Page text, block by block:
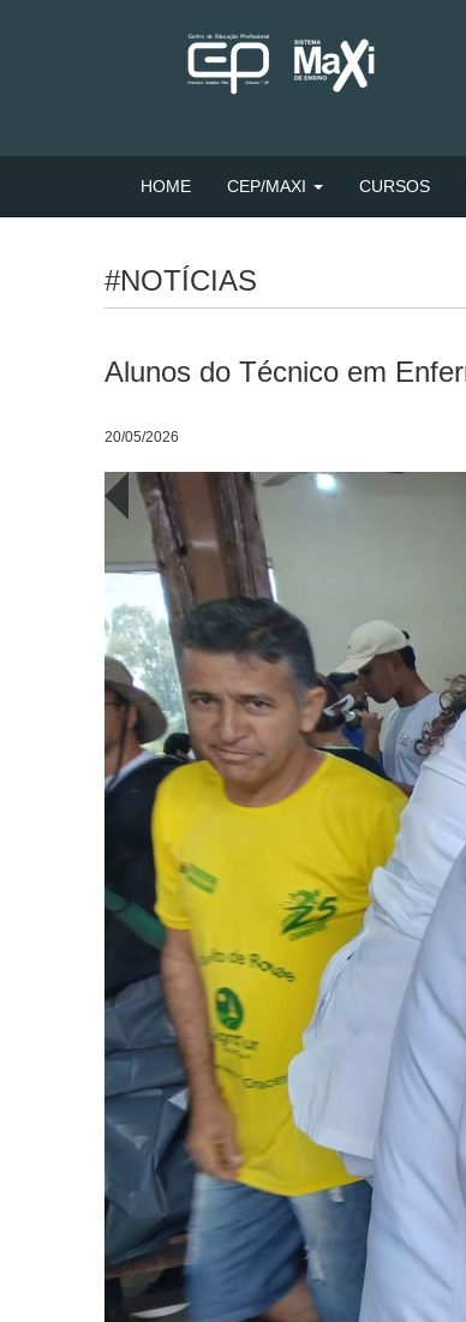
HOME CEP/MAXI CURSOS
#NOTÍCIAS
Alunos do Técnico em
20/05/2026